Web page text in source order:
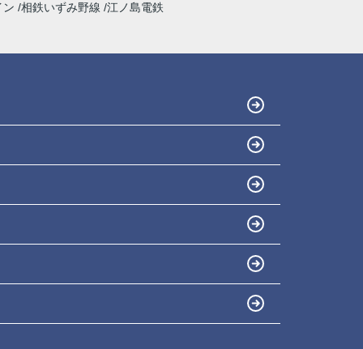
ン 相鉄いずみ野線 江ノ島電鉄